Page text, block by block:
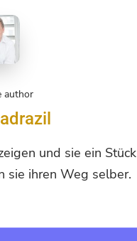
author
und sie ein Stück
sie ihren Weg selber.